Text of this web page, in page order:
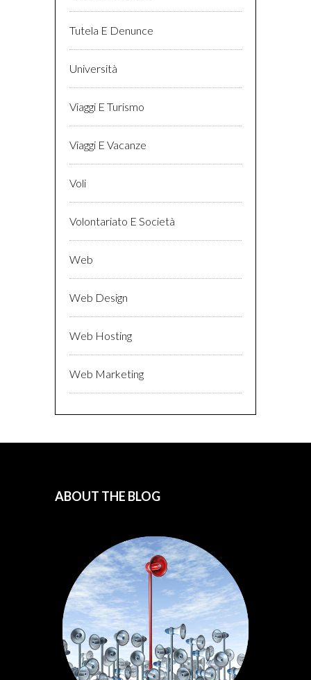
Tutela E Denunce
Università
Viaggi E Turismo
Viaggi E Vacanze
Voli
Volontariato E Società
Web
Web Design
Web Hosting
Web Marketing
ABOUT THE BLOG